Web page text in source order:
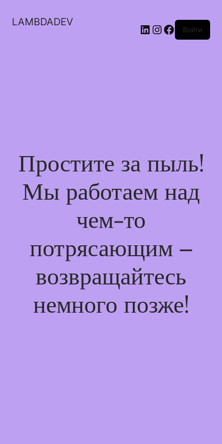
LAMBDADEV LinkedIn
Instagram
Facebook
Войти
Простите за пыль!
Мы работаем над
чем-то
потрясающим –
возвращайтесь
немного позже!